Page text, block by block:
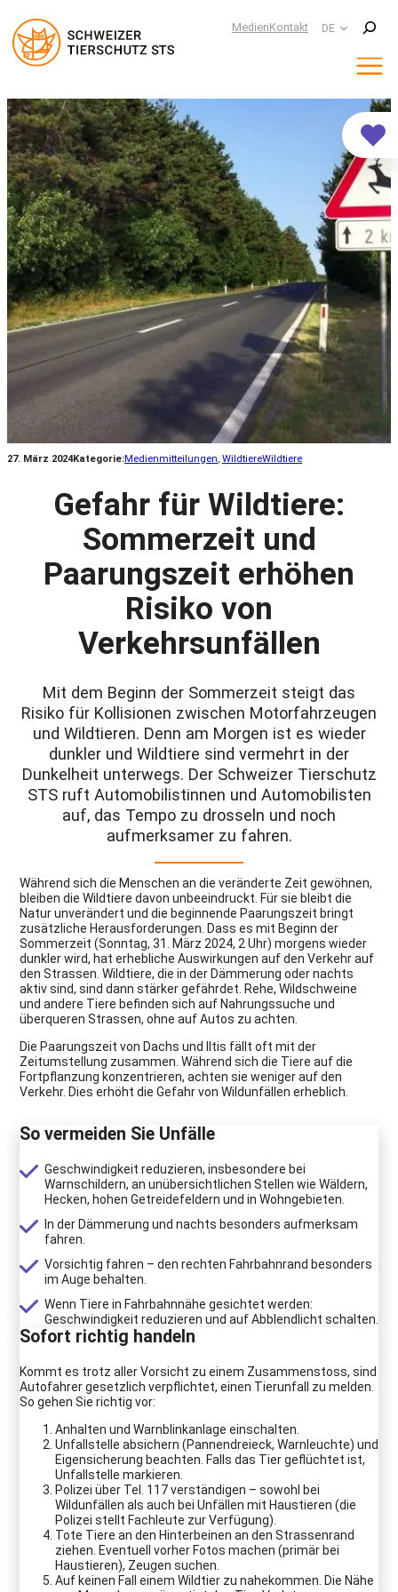
MedienKontakt DE
Suchen
27. März 2024Kategorie:Medienmitteilungen, WildtiereWildtiere
Gefahr für Wildtiere:
Sommerzeit und
Paarungszeit erhöhen
Risiko von
Verkehrsunfällen
Mit dem Beginn der Sommerzeit steigt das
Risiko für Kollisionen zwischen Motorfahrzeugen
und Wildtieren. Denn am Morgen ist es wieder
dunkler und Wildtiere sind vermehrt in der
Dunkelheit unterwegs. Der Schweizer Tierschutz
STS ruft Automobilistinnen und Automobilisten
auf, das Tempo zu drosseln und noch
aufmerksamer zu fahren.
Während sich die Menschen an die veränderte Zeit gewöhnen,
bleiben die Wildtiere davon unbeeindruckt. Für sie bleibt die
Natur unverändert und die beginnende Paarungszeit bringt
zusätzliche Herausforderungen. Dass es mit Beginn der
Sommerzeit (Sonntag, 31. März 2024, 2 Uhr) morgens wieder
dunkler wird, hat erhebliche Auswirkungen auf den Verkehr auf
den Strassen. Wildtiere, die in der Dämmerung oder nachts
aktiv sind, sind dann stärker gefährdet. Rehe, Wildschweine
und andere Tiere befinden sich auf Nahrungssuche und
überqueren Strassen, ohne auf Autos zu achten.
Die Paarungszeit von Dachs und Iltis fällt oft mit der
Zeitumstellung zusammen. Während sich die Tiere auf die
Fortpflanzung konzentrieren, achten sie weniger auf den
Verkehr. Dies erhöht die Gefahr von Wildunfällen erheblich.
So vermeiden Sie Unfälle
Geschwindigkeit reduzieren, insbesondere bei
Warnschildern, an unübersichtlichen Stellen wie Wäldern,
Hecken, hohen Getreidefeldern und in Wohngebieten.
In der Dämmerung und nachts besonders aufmerksam
fahren.
Vorsichtig fahren – den rechten Fahrbahnrand besonders
im Auge behalten.
Wenn Tiere in Fahrbahnnähe gesichtet werden:
Geschwindigkeit reduzieren und auf Abblendlicht schalten.
Sofort richtig handeln
Kommt es trotz aller Vorsicht zu einem Zusammenstoss, sind
Autofahrer gesetzlich verpflichtet, einen Tierunfall zu melden.
So gehen Sie richtig vor:
Anhalten und Warnblinkanlage einschalten.
Unfallstelle absichern (Pannendreieck, Warnleuchte) und
Eigensicherung beachten. Falls das Tier geflüchtet ist,
Unfallstelle markieren.
Polizei über Tel. 117 verständigen – sowohl bei
Wildunfällen als auch bei Unfällen mit Haustieren (die
Polizei stellt Fachleute zur Verfügung).
Tote Tiere an den Hinterbeinen an den Strassenrand
ziehen. Eventuell vorher Fotos machen (primär bei
Haustieren), Zeugen suchen.
Auf keinen Fall einem Wildtier zu nahekommen. Die Nähe